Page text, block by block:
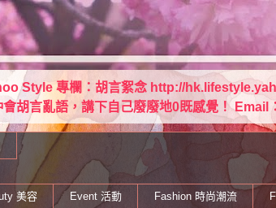
Style 專欄：胡言絮念 http://
會胡言亂語，講下自己廢廢地0既感覺！
美容 Event 活動 Fashion 時尚潮流